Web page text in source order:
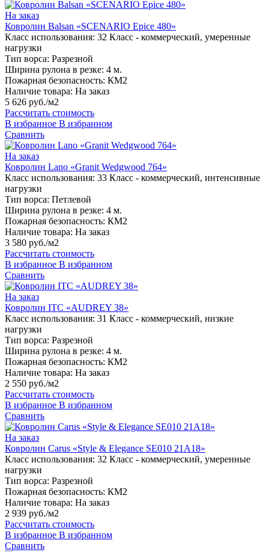
На заказ
Ковролин Balsan «SCENARIO Epice 480»
Класс использования: 32 Класс - коммерческий, умеренные
нагрузки
Тип ворса: Разрезной
Ширина рулона в резке: 4 м.
Пожарная безопасность: КМ2
Наличие товара: На заказ
5 626 руб./м2
Рассчитать стоимость
В избранное В избранном
Сравнить
На заказ
Ковролин Lano «Granit Wedgwood 764»
Класс использования: 33 Класс - коммерческий, интенсивные
нагрузки
Тип ворса: Петлевой
Ширина рулона в резке: 4 м.
Пожарная безопасность: КМ2
Наличие товара: На заказ
3 580 руб./м2
Рассчитать стоимость
В избранное В избранном
Сравнить
На заказ
Ковролин ITC «AUDREY 38»
Класс использования: 31 Класс - коммерческий, низкие
нагрузки
Тип ворса: Разрезной
Ширина рулона в резке: 4 м.
Пожарная безопасность: КМ2
Наличие товара: На заказ
2 550 руб./м2
Рассчитать стоимость
В избранное В избранном
Сравнить
На заказ
Ковролин Carus «Style & Elegance SE010 21A18»
Класс использования: 32 Класс - коммерческий, умеренные
нагрузки
Тип ворса: Разрезной
Пожарная безопасность: КМ2
Наличие товара: На заказ
2 939 руб./м2
Рассчитать стоимость
В избранное В избранном
Сравнить